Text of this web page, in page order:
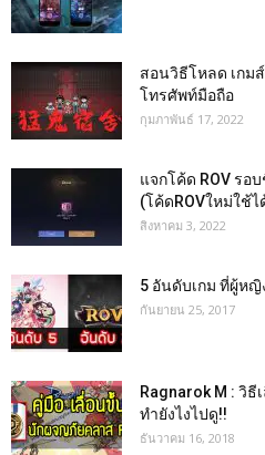
สอนวิธีโหลด เกม
โทรศัพท์มือถือ
กุมภาพันธ์ 17, 2022
แจกโค้ด ROV รอ
(โค้ดROVใหม่ใช้ไ
สิงหาคม 3, 2022
5 อันดับเกม ที่ผู้หญิ
กันยายน 25, 2017
Ragnarok M : วิ
ทำยังไงไปดู!!
ธันวาคม 16, 2018